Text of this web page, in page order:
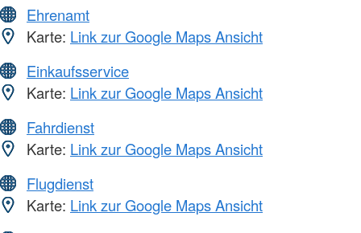
Ehrenamt
Karte: Link zur Google Maps Ansicht
Einkaufsservice
Karte: Link zur Google Maps Ansicht
Fahrdienst
Karte: Link zur Google Maps Ansicht
Flugdienst
Karte: Link zur Google Maps Ansicht